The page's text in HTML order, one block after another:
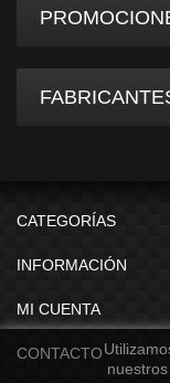
CATEGORÍAS
INFORMACIÓN
MI CUENTA
CONTACTO